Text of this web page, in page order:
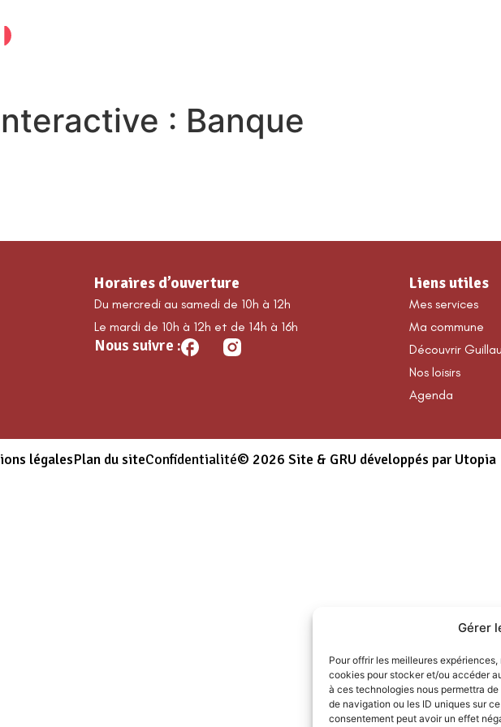
Gérer
Pour offrir les meilleures
cookies pour stocker et/ou accéder
à ces technologies nous permettra
de navigation ou les ID uniques sur
consentement peut avoir un effet
: Banque
Horaires d’ouverture
Du mercredi au samedi de 10h à 12h
Le mardi de 10h à 12h et de 14h à 16h
Nous suivre :
Liens utiles
Mes services
Ma commune
Découvrir
Nos loisirs
Agenda
légalesPlan du siteConfidentialité© 2026 Site & GRU développés par Utopia